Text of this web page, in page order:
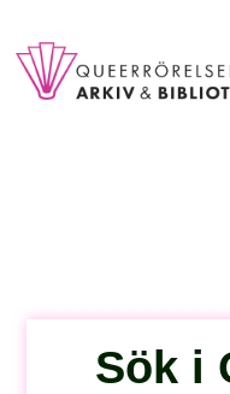
Sök i